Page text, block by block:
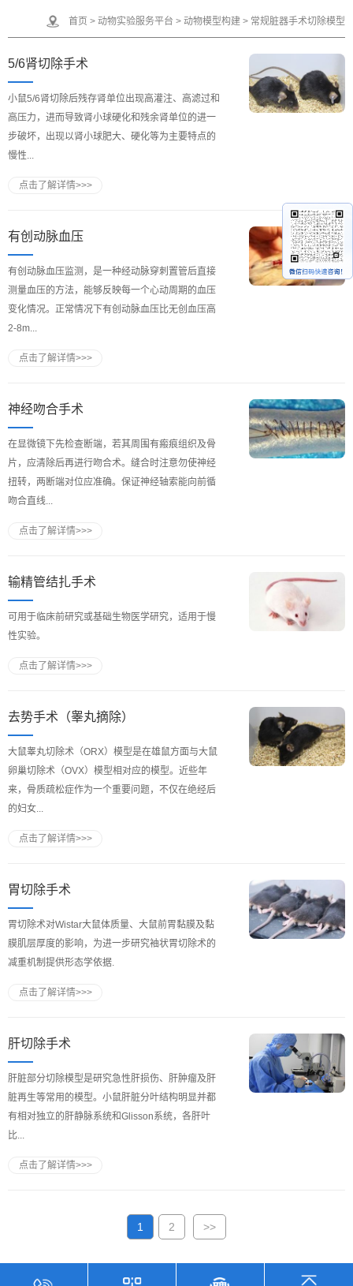
首页 > 动物实验服务平台 > 动物模型构建 > 常规脏器手术切除模型
5/6肾切除手术
小鼠5/6肾切除后残存肾单位出现高灌注、高滤过和
高压力，进而导致肾小球硬化和残余肾单位的进一
步破坏，出现以肾小球肥大、硬化等为主要特点的
慢性...
点击了解详情>>>
有创动脉血压
有创动脉血压监测，是一种经动脉穿刺置管后直接
测量血压的方法，能够反映每一个心动周期的血压
变化情况。正常情况下有创动脉血压比无创血压高
2-8m...
点击了解详情>>>
神经吻合手术
在显微镜下先检查断端，若其周围有瘢痕组织及骨
片，应清除后再进行吻合术。缝合时注意勿使神经
扭转，两断端对位应准确。保证神经轴索能向前循
吻合直线...
点击了解详情>>>
输精管结扎手术
可用于临床前研究或基础生物医学研究，适用于慢
性实验。
点击了解详情>>>
去势手术（睾丸摘除）
大鼠睾丸切除术（ORX）模型是在雄鼠方面与大鼠
卵巢切除术（OVX）模型相对应的模型。近些年
来，骨质疏松症作为一个重要问题，不仅在绝经后
的妇女...
点击了解详情>>>
胃切除手术
胃切除术对Wistar大鼠体质量、大鼠前胃黏膜及黏
膜肌层厚度的影响，为进一步研究袖状胃切除术的
减重机制提供形态学依据.
点击了解详情>>>
肝切除手术
肝脏部分切除模型是研究急性肝损伤、肝肿瘤及肝
脏再生等常用的模型。小鼠肝脏分叶结构明显并都
有相对独立的肝静脉系统和Glisson系统，各肝叶
比...
点击了解详情>>>
1 2 >>